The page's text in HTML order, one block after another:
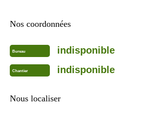
Nos coordonnées
Bureau indisponible
Chantier indisponible
Nous localiser